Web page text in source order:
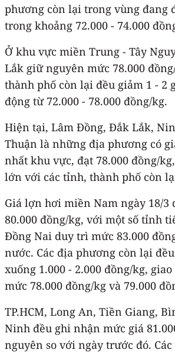
phương còn lại trong vùng đang
trong khoảng 72.000 - 74.000
Ở khu vực miền Trung - Tây
Lắk giữ nguyên mức 78.000
thành phố còn lại đều giảm 1 - 2
động từ 72.000 - 78.000 đồng/kg.
Hiện tại, Lâm Đồng, Đắk Lắk,
Thuận là những địa phương có
nhất khu vực, đạt 78.000 đồng/
lớn với các tỉnh, thành phố còn
Giá lợn hơi miền Nam ngày 18/3
80.000 đồng/kg, với một số tỉnh
Đồng Nai duy trì mức 83.000
nước. Các địa phương còn lại
xuống 1.000 - 2.000 đồng/kg,
mức 78.000 đồng/kg và 79.000
TP.HCM, Long An, Tiền Giang,
Ninh đều ghi nhận mức giá
nguyên so với ngày trước đó.